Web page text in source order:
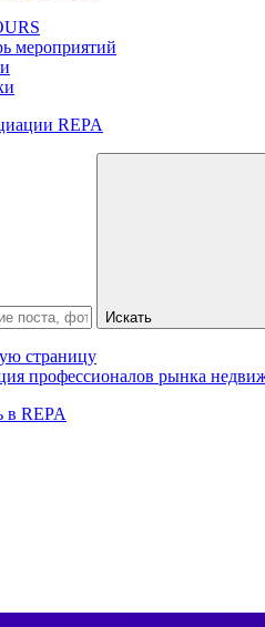
мероприятий
REPA
Искать
страницу
профессионалов рынка
в REPA